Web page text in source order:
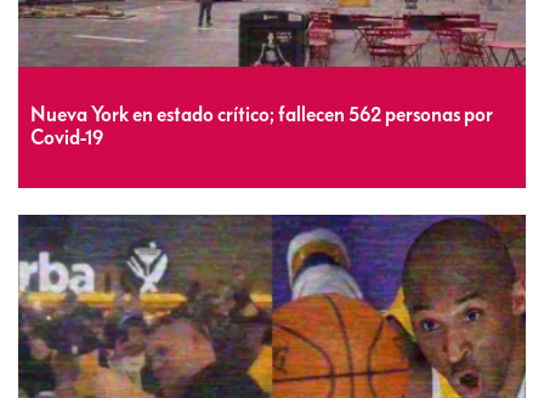
Nueva York en estado crítico; fallecen 562 personas por
Covid-19